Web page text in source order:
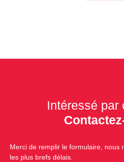
Intéressé par
Merci de remplir le formulaire, nous
les plus brefs délais.